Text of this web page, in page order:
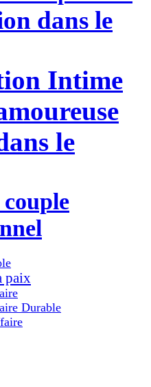
dans le
Intime
le
paix
Durable